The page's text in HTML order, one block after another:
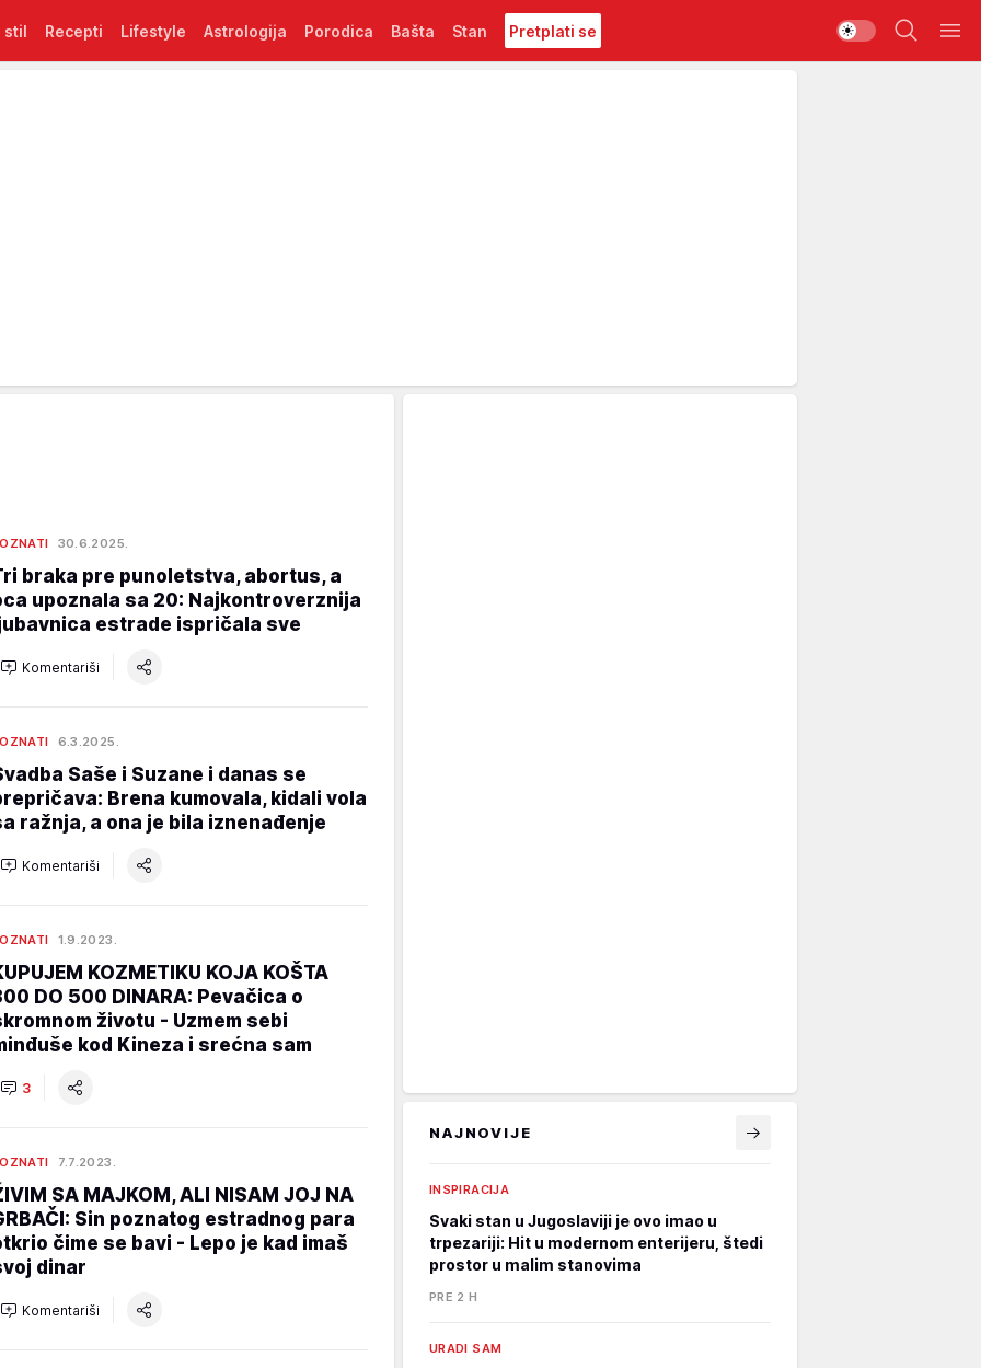
stil Recepti Lifestyle Astrologija Porodica Bašta Stan Pretplati se
30.6.2025.
braka pre punoletstva, abortus, a
upoznala sa 20: Najkontroverznija
estrade ispričala sve
Komentariši
6.3.2025.
Saše i Suzane i danas se
Brena kumovala, kidali vola
ražnja, a ona je bila iznenađenje
Komentariši
1.9.2023.
KOZMETIKU KOJA KOŠTA
DO 500 DINARA: Pevačica o
životu - Uzmem sebi
kod Kineza i srećna sam
3
7.7.2023.
SA MAJKOM, ALI NISAM JOJ NA
Sin poznatog estradnog para
čime se bavi - Lepo je kad imaš
dinar
Komentariši
NAJNOVIJE
INSPIRACIJA
Svaki stan u Jugoslaviji je ovo imao u
trpezariji: Hit u modernom enterijeru, štedi
prostor u malim stanovima
PRE 2 H
URADI SAM